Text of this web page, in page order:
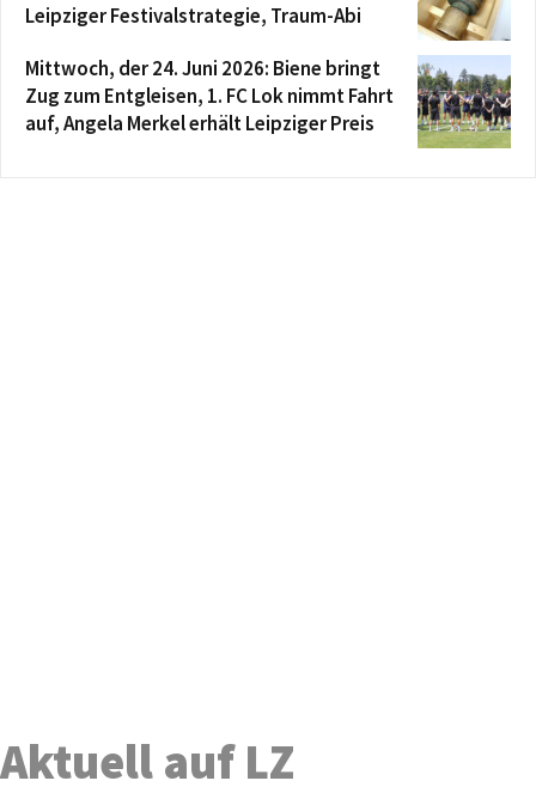
Leipziger Festivalstrategie, Traum-Abi
Mittwoch, der 24. Juni 2026: Biene bringt
Zug zum Entgleisen, 1. FC Lok nimmt Fahrt
auf, Angela Merkel erhält Leipziger Preis
Aktuell auf LZ